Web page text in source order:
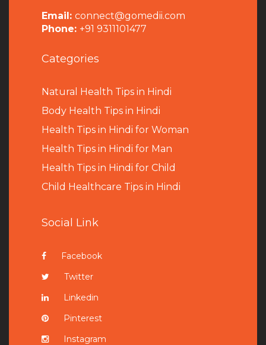
Email: connect@gomedii.com
Phone: +91 9311101477
Categories
Natural Health Tips in Hindi
Body Health Tips in Hindi
Health Tips in Hindi for Woman
Health Tips in Hindi for Man
Health Tips in Hindi for Child
Child Healthcare Tips in Hindi
Social Link
Facebook
Twitter
Linkedin
Pinterest
Instagram